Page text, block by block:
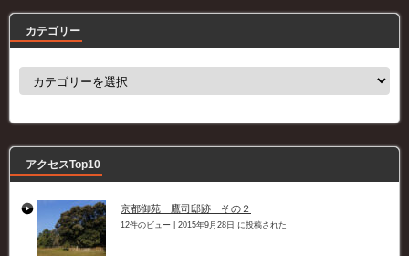
カテゴリー
カ
ー
アクセスTop10
京都御苑 鷹司邸跡 その２
12件のビュー 2015年9月28日 に投稿された